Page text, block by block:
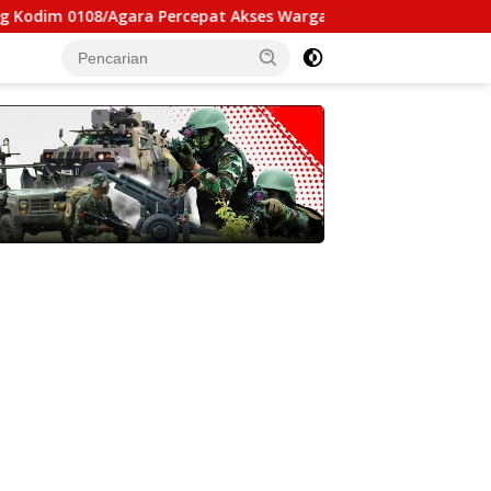
Percepat Akses Warga Ds. Kuning Abadi Aceh Tenggara